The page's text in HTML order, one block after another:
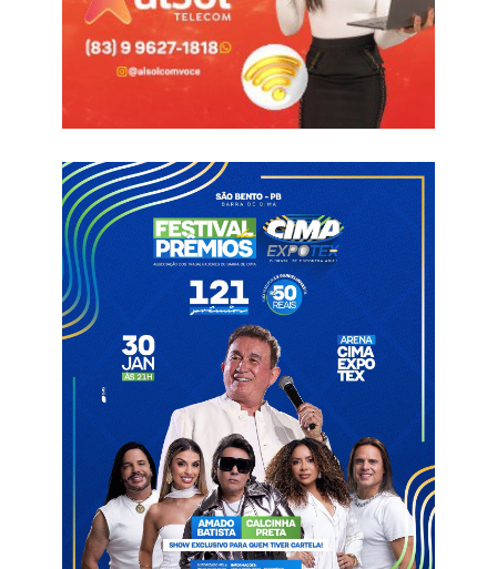
Ao longo dos 11 anos, a festa tem proporcionado um
momento de reconhecimento e valorização das diferentes
gerações que contribuíram para o fortalecimento do futsal e
para a projeção do esporte brasileiro no cenário mundial.
profissional, Gil Catolé, que atuou em vários clubes do país
como o São Paulo, e na seleção brasileira onde foi campeão
da Copa América. Gil também tem títulos paraibanos pelo Brejo
do Cruz Esporte Clube.
Atualmente Gil já atua como treinador e reside em Catolé do
Rocha no Sertão.
Futsal Gil Catolé Gil Gemma